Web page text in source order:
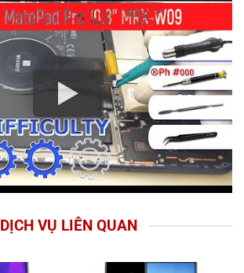
DỊCH VỤ LIÊN QUAN